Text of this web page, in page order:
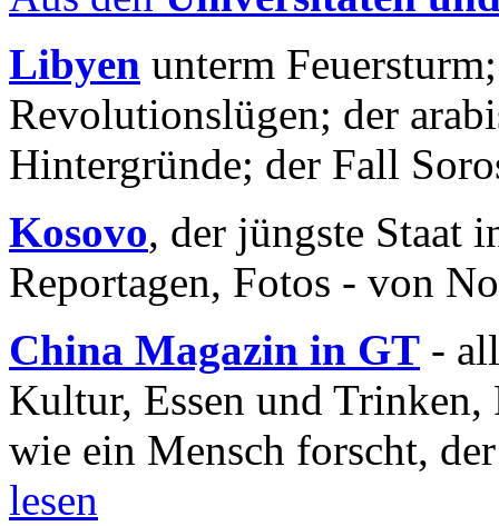
Libyen unterm
Revolutionslügen; der
Hintergründe; der Fall
Kosovo, der jüngste Staat
Reportagen, Fotos - von
China Magazin in GT -
Kultur, Essen und
wie ein Mensch forscht,
lesen